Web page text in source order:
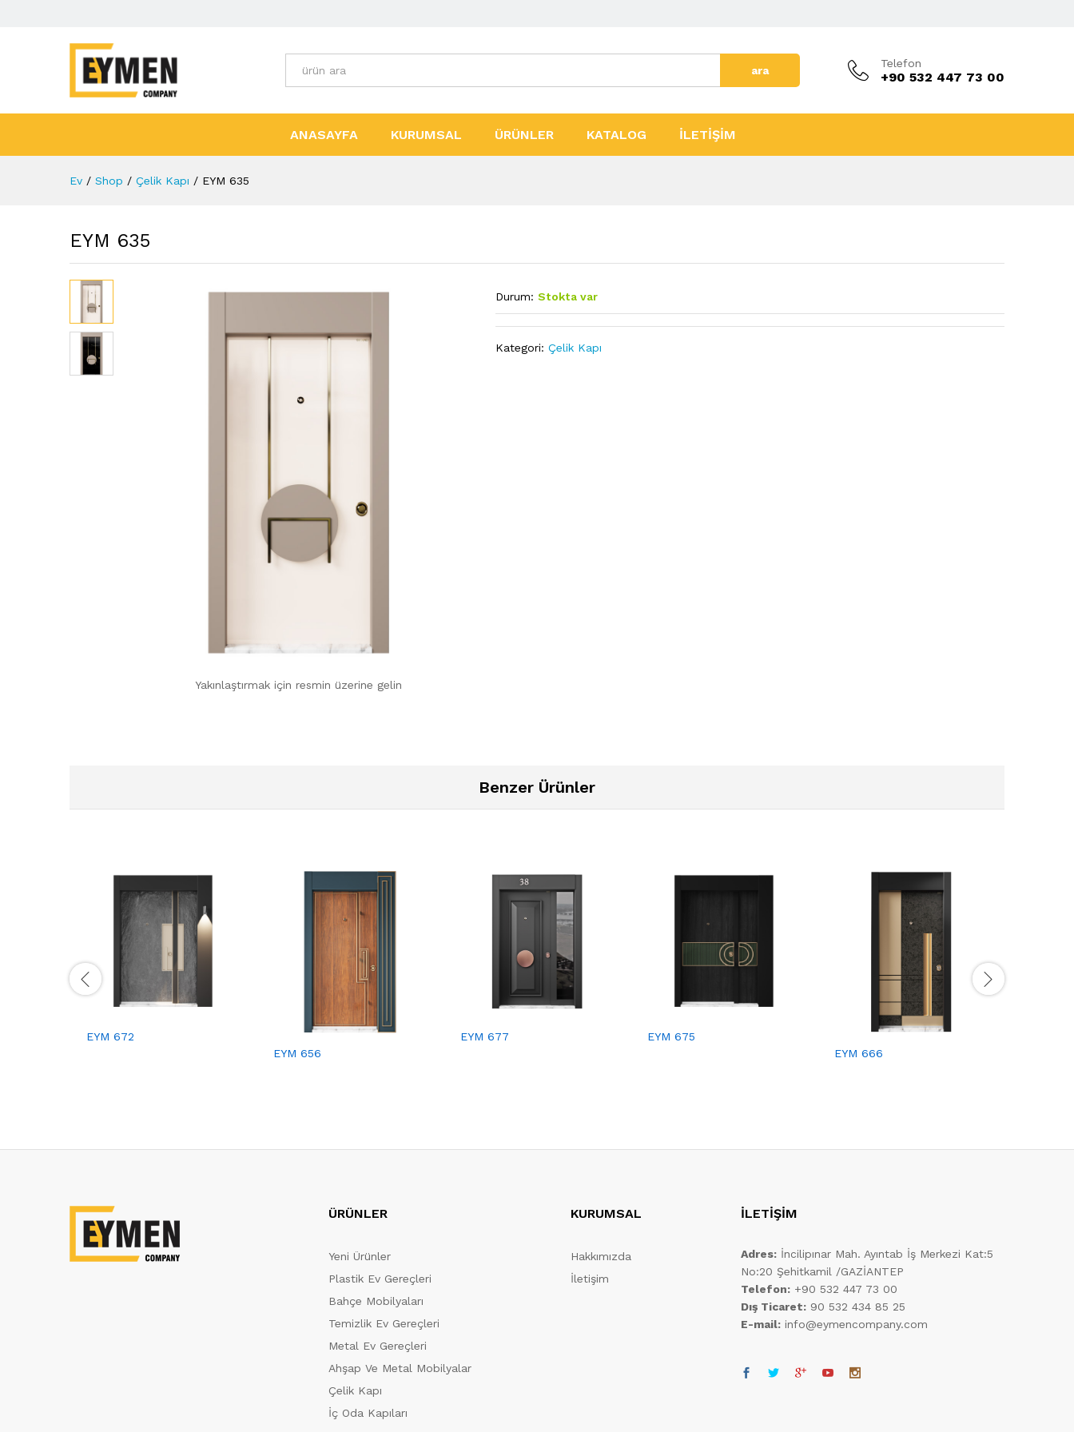
Tüm Kategoriler ara
Telefon
+90 532 447 73 00
ANASAYFA KURUMSAL ÜRÜNLER KATALOG İLETİŞİM
Ev / Shop / Çelik Kapı / EYM 635
EYM 635
Yakınlaştırmak için resmin üzerine gelin
Durum: Stokta var
Kategori:Çelik Kapı
Benzer Ürünler
EYM 672
EYM 656
EYM 677
EYM 675
EYM 666
ÜRÜNLER
Yeni Ürünler
Plastik Ev Gereçleri
Bahçe Mobilyaları
Temizlik Ev Gereçleri
Metal Ev Gereçleri
Ahşap Ve Metal Mobilyalar
Çelik Kapı
İç Oda Kapıları
KURUMSAL
Hakkımızda
İletişim
İLETİŞİM
Adres: İncilipınar Mah. Ayıntab İş Merkezi Kat:5
No:20 Şehitkamil /GAZİANTEP
Telefon: +90 532 447 73 00
Dış Ticaret: 90 532 434 85 25
E-mail: info@eymencompany.com